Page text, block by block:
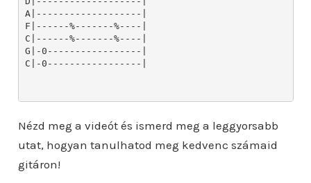
Nézd meg a videót és ismerd meg a leggyorsabb
utat, hogyan tanulhatod meg kedvenc számaid
gitáron!